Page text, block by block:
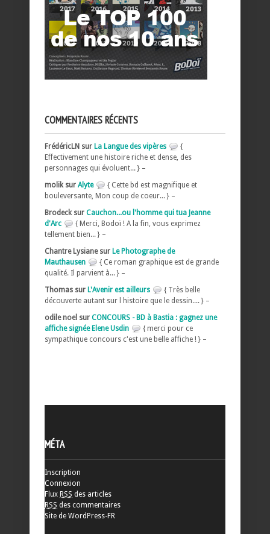
COMMENTAIRES RÉCENTS
FrédéricLN sur La Langue des vipères
{
Effectivement une histoire riche et dense, des
personnages qui évoluent... } –
molik sur Alyte
{ Cette bd est magnifique et
bouleversante, Mon coup de coeur... } –
Brodeck sur Cauchon...ou l'homme qui tua Jeanne
d'Arc
{ Merci, Bodoï ! A la fin, vous exprimez
tellement bien... } –
Chantre Lysiane sur Le Photographe de
Mauthausen
{ Ce roman graphique est de grande
qualité. Il parvient à... } –
Thomas sur L'Avenir est ailleurs
{ Très belle
découverte autant sur l histoire que le dessin.... } –
odile noel sur CONCOURS - BD à Bastia : gagnez une
affiche signée Elene Usdin
{ merci pour ce
sympathique concours c'est une belle affiche ! } –
MÉTA
Inscription
Connexion
Flux RSS des articles
RSS des commentaires
Site de WordPress-FR